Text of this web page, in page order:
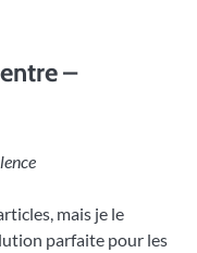
–
mais je le
parfaite pour les